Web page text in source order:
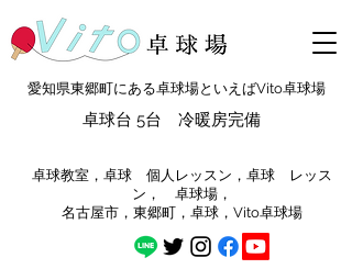
愛知県東郷町にある卓球場といえばVito卓球場
卓球台 5台 冷暖房完備
​卓球教室，卓球 個人レッスン，卓球 レッス
ン， 卓球場，
​名古屋市，東郷町，卓球，Vito卓球場